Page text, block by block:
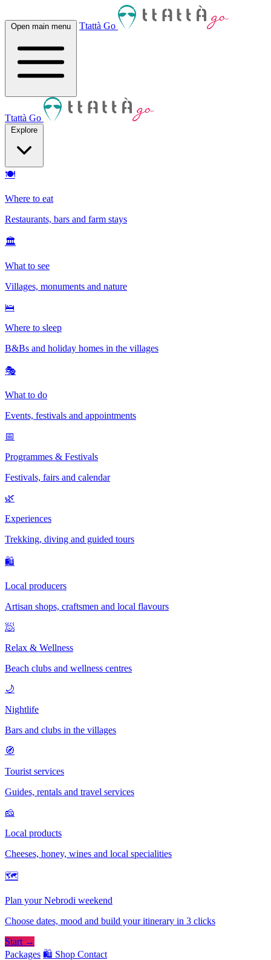
Open main menu Ttattà Go
Ttattà Go
Explore
🍽
Where to eat
Restaurants, bars and farm stays
🏛
What to see
Villages, monuments and nature
🛌
Where to sleep
B&Bs and holiday homes in the villages
🎭
What to do
Events, festivals and appointments
📅
Programmes & Festivals
Festivals, fairs and calendar
🌿
Experiences
Trekking, diving and guided tours
🛍
Local producers
Artisan shops, craftsmen and local flavours
🧖
Relax & Wellness
Beach clubs and wellness centres
🌙
Nightlife
Bars and clubs in the villages
🧭
Tourist services
Guides, rentals and travel services
🧀
Local products
Cheeses, honey, wines and local specialities
🗺
Plan your Nebrodi weekend
Choose dates, mood and build your itinerary in 3 clicks
Start →
Packages 🛍️ Shop Contact